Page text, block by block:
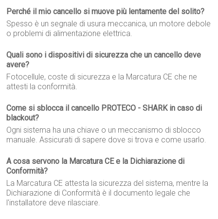
Perché il mio cancello si muove più lentamente del solito?
Spesso è un segnale di usura meccanica, un motore debole
o problemi di alimentazione elettrica.
Quali sono i dispositivi di sicurezza che un cancello deve
avere?
Fotocellule, coste di sicurezza e la Marcatura CE che ne
attesti la conformità.
Come si sblocca il cancello PROTECO - SHARK in caso di
blackout?
Ogni sistema ha una chiave o un meccanismo di sblocco
manuale. Assicurati di sapere dove si trova e come usarlo.
A cosa servono la Marcatura CE e la Dichiarazione di
Conformità?
La Marcatura CE attesta la sicurezza del sistema, mentre la
Dichiarazione di Conformità è il documento legale che
l'installatore deve rilasciare.